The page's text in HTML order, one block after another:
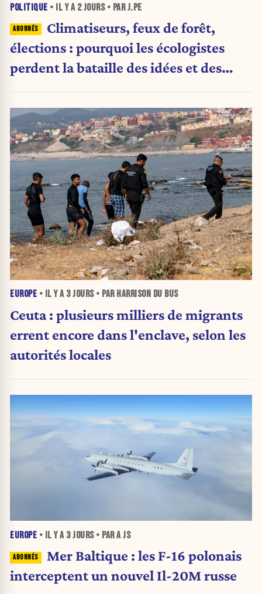
POLITIQUE • IL Y A 2 JOURS• PAR J.PE
Climatiseurs, feux de forêt,
élections : pourquoi les écologistes
perdent la bataille des idées et des
EUROPE • IL Y A 3 JOURS• PAR HARRISON DU BUS
Ceuta : plusieurs milliers de migrants
errent encore dans l'enclave, selon les
autorités locales
EUROPE • IL Y A 3 JOURS• PAR A JS
Mer Baltique : les F-16 polonais
interceptent un nouvel Il-20M russe